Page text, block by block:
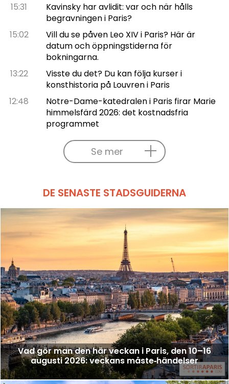
15:31
Kavinsky har avlidit: var och när hålls
begravningen i Paris?
15:02
Vill du se påven Leo XIV i Paris? Här är
datum och öppningstiderna för
bokningarna.
13:22
Visste du det? Du kan följa kurser i
konsthistoria på Louvren i Paris
12:48
Notre-Dame-katedralen i Paris firar Marie
himmelsfärd 2026: det kostnadsfria
programmet
Se mer
DE SENASTE STADSGUIDERNA
Vad gör man den här veckan i Paris, den 10–16
augusti 2026: veckans måste‑händelser